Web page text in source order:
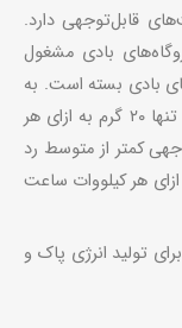
قابل‌توجهی دارد.
نیروگاه‌های بادی مشغول
بادی بسته است. به
عنوان مثال، رد پای کربن تولیدی این توربین‌ها تنها ۲۰ گرم به ازای هر
کمتر از متوسط رد
است که حدود ۶۰۰ گرم به ازای هر کیلووات ساعت
تولید انرژی پاک و